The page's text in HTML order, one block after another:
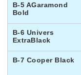
B-5 AGaramond
Bold
B-6 Univers
ExtraBlack
B-7 Cooper Black